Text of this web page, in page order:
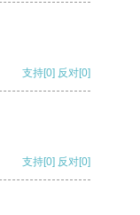
支持[0] 反对[0]
支持[0] 反对[0]